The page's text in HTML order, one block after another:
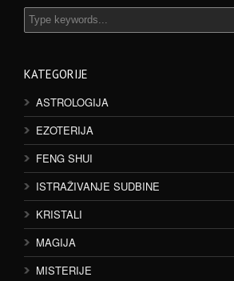
KATEGORIJE
ASTROLOGIJA
EZOTERIJA
FENG SHUI
ISTRAŽIVANJE SUDBINE
KRISTALI
MAGIJA
MISTERIJE